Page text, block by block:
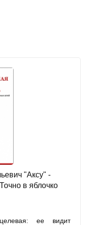
"Аксу" -
в яблочко
ее видит